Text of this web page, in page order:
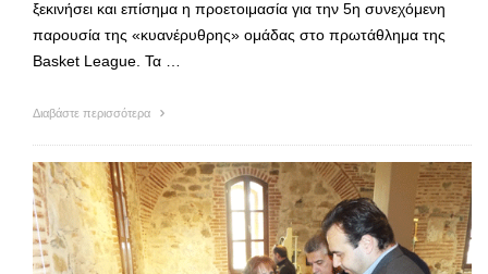
ξεκινήσει και επίσημα η προετοιμασία για την 5η συνεχόμενη
παρουσία της «κυανέρυθρης» ομάδας στο πρωτάθλημα της
Basket League. Τα …
Διαβάστε περισσότερα